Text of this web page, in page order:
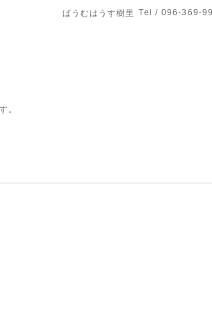
ばうむはうす樹里 Tel / 096-369-
。